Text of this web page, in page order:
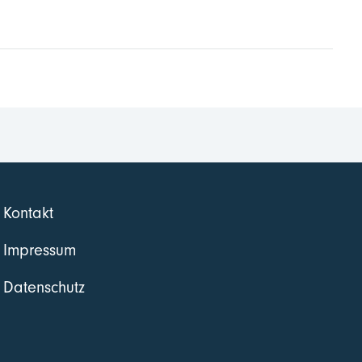
Kontakt
Impressum
Datenschutz